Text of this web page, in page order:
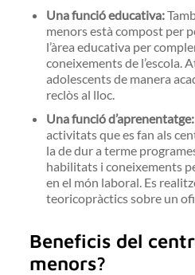
Una funció educativa:
menors està compost per
l’àrea educativa per
coneixements de l’escola.
adolescents de manera
reclòs al lloc.
Una funció d’aprenentatge:
activitats que es fan als
la de dur a terme
habilitats i coneixements
en el món laboral. Es
teoricopràctics sobre un
Beneficis del
menors?